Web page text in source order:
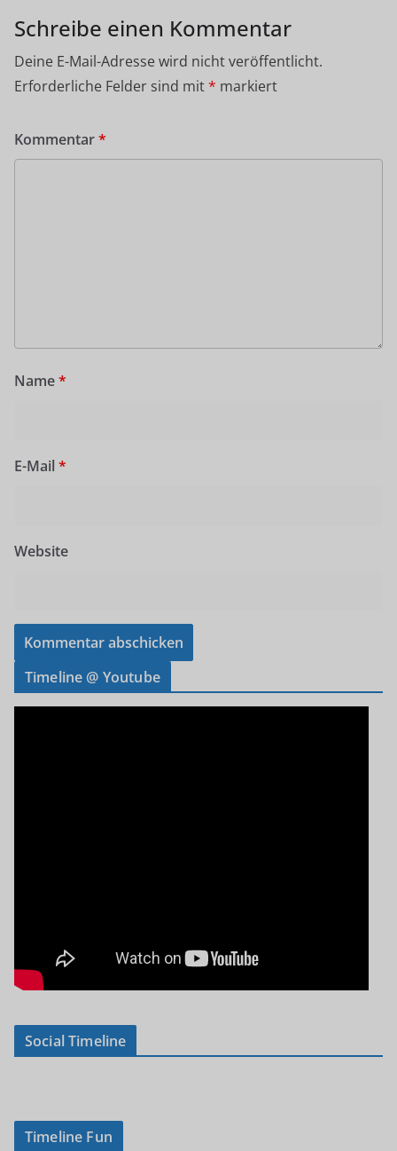
Schreibe einen Kommentar
Deine E-Mail-Adresse wird nicht veröffentlicht.
Erforderliche Felder sind mit* markiert
Kommentar*
Name*
E-Mail *
Website
Timeline @ Youtube
Social Timeline
Timeline Fun